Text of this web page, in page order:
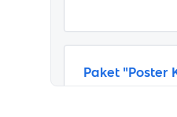
Paket "Poster